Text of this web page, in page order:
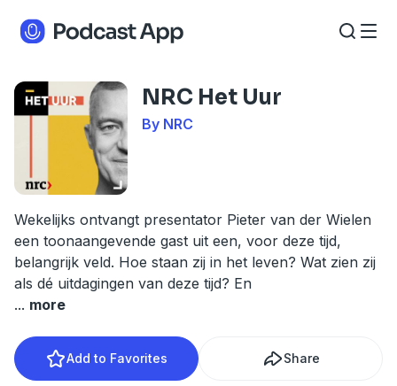
NRC Het Uur
By NRC
Wekelijks ontvangt presentator Pieter van der Wielen
een toonaangevende gast uit een, voor deze tijd,
belangrijk veld. Hoe staan zij in het leven? Wat zien zij
als dé uitdagingen van deze tijd? En
... more
Add to Favorites Share